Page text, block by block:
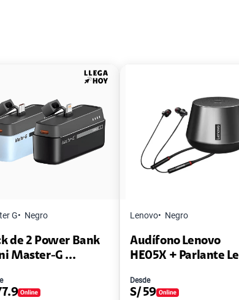
G Negro
de 2 Power Bank
Master-G ...
Lenovo Negro
Audífono Lenovo
HE05X + Parlante
Desde
S/ 59